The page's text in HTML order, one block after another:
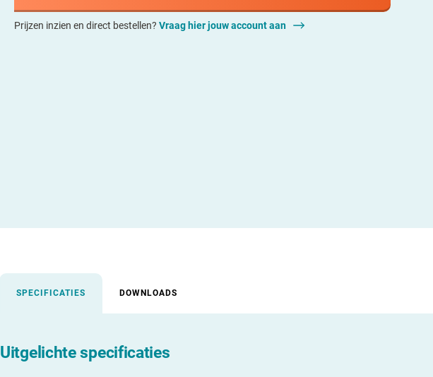
Prijzen inzien en direct bestellen? Vraag hier jouw account aan
SPECIFICATIES DOWNLOADS
Uitgelichte specificaties